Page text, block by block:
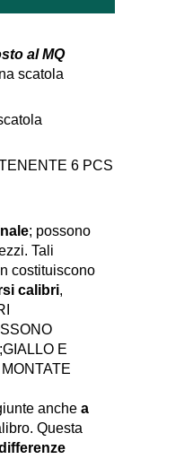
al MQ
scatola
6 PCS
; possono
Tali
costituiscono
calibri,
E
anche a
Questa